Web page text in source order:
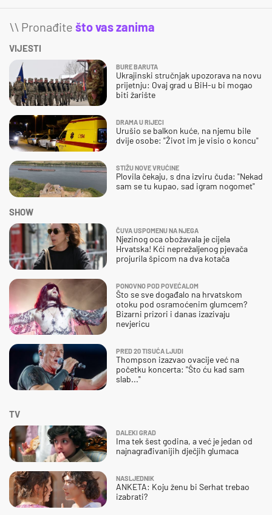
\\ Pronađite što vas zanima
VIJESTI
BURE BARUTA
Ukrajinski stručnjak upozorava na novu
prijetnju: Ovaj grad u BiH-u bi mogao
biti žarište
DRAMA U RIJECI
Urušio se balkon kuće, na njemu bile
dvije osobe: "Život im je visio o koncu"
STIŽU NOVE VRUĆINE
Plovila čekaju, s dna izviru čuda: "Nekad
sam se tu kupao, sad igram nogomet"
SHOW
ČUVA USPOMENU NA NJEGA
Njezinog oca obožavala je cijela
Hrvatska! Kći neprežaljenog pjevača
projurila špicom na dva kotača
PONOVNO POD POVEĆALOM
Što se sve događalo na hrvatskom
otoku pod osramoćenim glumcem?
Bizarni prizori i danas izazivaju
nevjericu
PRED 20 TISUĆA LJUDI
Thompson izazvao ovacije već na
početku koncerta: "Što ću kad sam
slab..."
TV
DALEKI GRAD
Ima tek šest godina, a već je jedan od
najnagrađivanijih dječjih glumaca
NASLJEDNIK
ANKETA: Koju ženu bi Serhat trebao
izabrati?